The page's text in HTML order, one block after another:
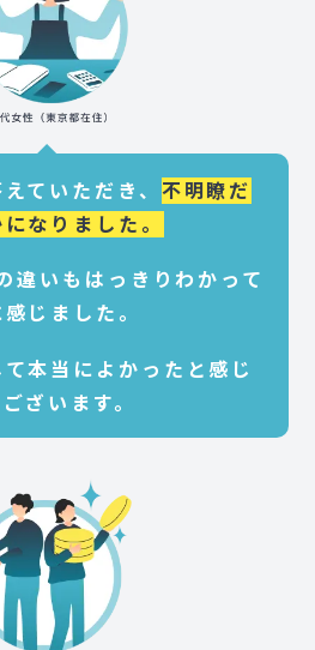
ていただき、 不明瞭だ
なりました。
違いもはっきりわかって
じました。
本当によかったと感じ
ざいます。